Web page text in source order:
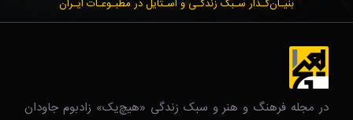
بنیـان‌گـذار سـبک زندگـی و اسـتایل در مطبـوعـات ایـران
در مجله فرهنگ و هنر و سبک زندگی‌ «هیچ‌یک» زادبوم جاودان